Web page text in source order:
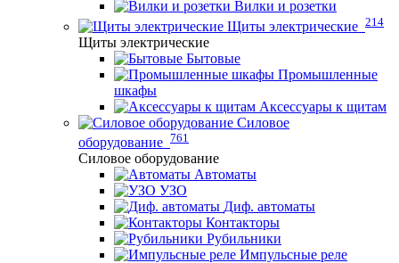
Вилки и розетки
Щиты электрические 214
Щиты электрические
Бытовые
Промышленные
шкафы
Аксессуары к щитам
Силовое
оборудование 761
Силовое оборудование
Автоматы
УЗО
Диф. автоматы
Контакторы
Рубильники
Импульсные реле